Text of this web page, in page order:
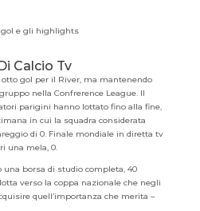
e gli highlights
Calcio Tv
gol per il River, ma mantenendo
nella Confrerence League. Il
parigini hanno lottato fino alla fine,
in cui la squadra considerata
di 0. Finale mondiale in diretta tv
una mela, 0.
borsa di studio completa, 40
verso la coppa nazionale che negli
quell’importanza che merita –